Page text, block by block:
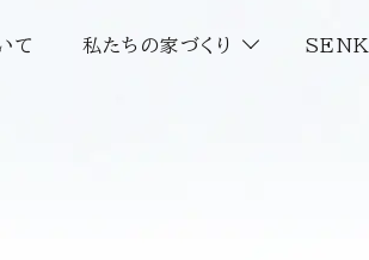
て 私たちの家づくり